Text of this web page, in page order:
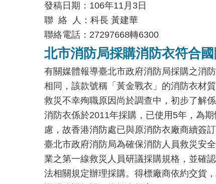
發稿日期：106年11月3日
聯 絡 人：科長 黃建華
聯絡電話：27297668轉6300
北市消防局採購消防衣符合
有關媒體報導臺北市政府消防局採購之消
相同，該款號稱「黃金戰衣」的消防衣材
救災不幸殉職原因尚於調查中，初步了解
消防衣係於2011年採購，已使用5年，為
慮，故香港消防處已與原消防衣廠商續簽
臺北市政府消防局為確保消防人員救災安
業之第一線救災人員研議採購規格，並確
法相關規定辦理採購。得標廠商依約交貨